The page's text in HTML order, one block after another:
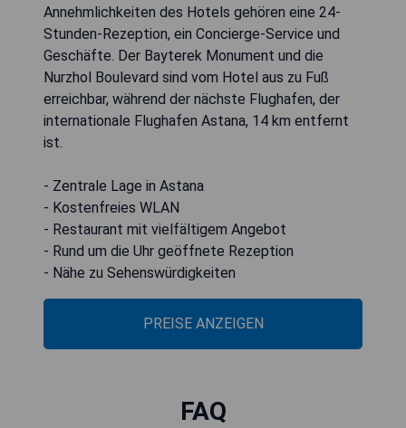
Annehmlichkeiten des Hotels gehören eine 24-
Stunden-Rezeption, ein Concierge-Service und
Geschäfte. Der Bayterek Monument und die
Nurzhol Boulevard sind vom Hotel aus zu Fuß
erreichbar, während der nächste Flughafen, der
internationale Flughafen Astana, 14 km entfernt
ist.
- Zentrale Lage in Astana
- Kostenfreies WLAN
- Restaurant mit vielfältigem Angebot
- Rund um die Uhr geöffnete Rezeption
- Nähe zu Sehenswürdigkeiten
PREISE ANZEIGEN
FAQ